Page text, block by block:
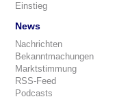
Einstieg
News
Nachrichten
Bekanntmachungen
Marktstimmung
RSS-Feed
Podcasts